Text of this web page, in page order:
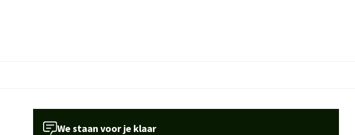
We staan voor je klaar